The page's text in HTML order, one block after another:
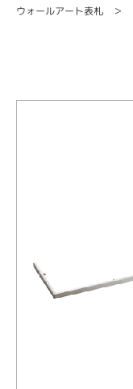
ウォールアート表札